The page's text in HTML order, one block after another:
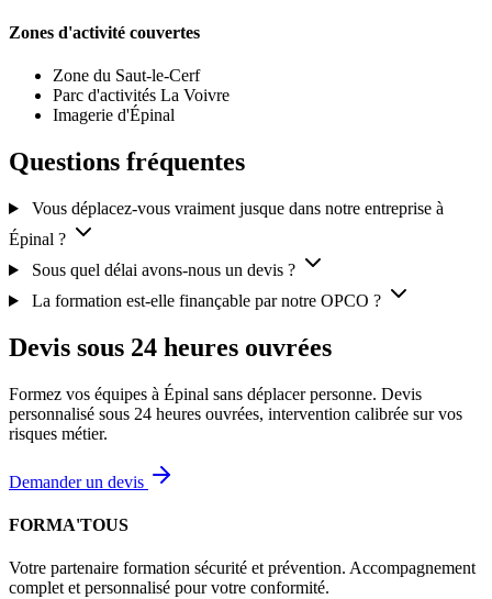
Zones d'activité couvertes
Zone du Saut-le-Cerf
Parc d'activités La Voivre
Imagerie d'Épinal
Questions fréquentes
Vous déplacez-vous vraiment jusque dans notre entreprise à
Épinal ?
Sous quel délai avons-nous un devis ?
La formation est-elle finançable par notre OPCO ?
Devis sous 24 heures ouvrées
Formez vos équipes à Épinal sans déplacer personne. Devis
personnalisé sous 24 heures ouvrées, intervention calibrée sur vos
risques métier.
Demander un devis
FORMA'TOUS
Votre partenaire formation sécurité et prévention. Accompagnement
complet et personnalisé pour votre conformité.